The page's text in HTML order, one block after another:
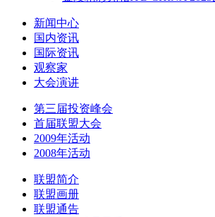
新闻中心
国内资讯
国际资讯
观察家
大会演讲
第三届投资峰会
首届联盟大会
2009年活动
2008年活动
联盟简介
联盟画册
联盟通告